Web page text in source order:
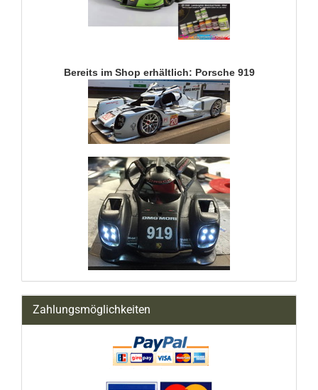
Bereits im Shop erhältlich: Porsche 919
Zahlungsmöglichkeiten